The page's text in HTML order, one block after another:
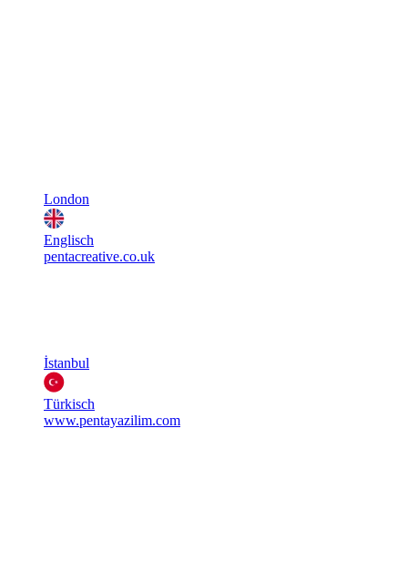
London
Englisch
pentacreative.co.uk
İstanbul
Türkisch
www.pentayazilim.com